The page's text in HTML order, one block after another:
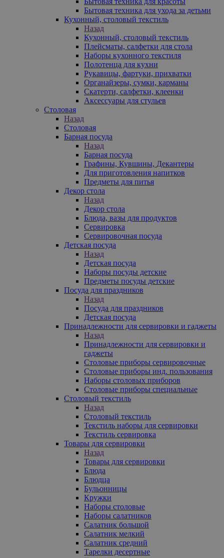
Бытовая техника для ухода за детьми
Кухонный, столовый текстиль
Назад
Кухонный, столовый текстиль
Плейсматы, салфетки для стола
Наборы кухонного текстиля
Полотенца для кухни
Рукавицы, фартуки, прихватки
Органайзеры, сумки, карманы
Скатерти, салфетки, клеенки
Аксессуары для стульев
Столовая
Назад
Столовая
Барная посуда
Назад
Барная посуда
Графины, Кувшины, Декантеры
Для приготовления напитков
Предметы для питья
Декор стола
Назад
Декор стола
Блюда, вазы для продуктов
Сервировка
Сервировочная посуда
Детская посуда
Назад
Детская посуда
Наборы посуды детские
Предметы посуды детские
Посуда для праздников
Назад
Посуда для праздников
Детская посуда
Принадлежности для сервировки и гаджеты
Назад
Принадлежности для сервировки и
гаджеты
Столовые приборы сервировочные
Столовые приборы инд. пользования
Наборы столовых приборов
Столовые приборы специальные
Столовый текстиль
Назад
Столовый текстиль
Текстиль наборы для сервировки
Текстиль сервировка
Товары для сервировки
Назад
Товары для сервировки
Блюда
Блюдца
Бульонницы
Кружки
Наборы столовые
Наборы салатников
Салатник большой
Салатник мелкий
Салатник средний
Тарелки десертные